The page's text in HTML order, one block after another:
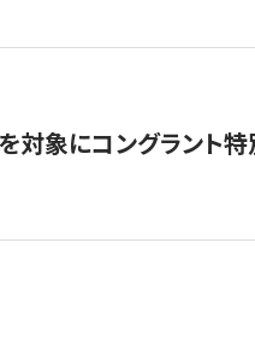
象にコングラント特